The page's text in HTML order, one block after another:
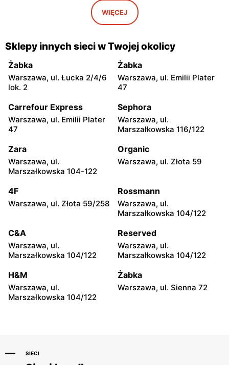
Warszawa, ul. Wałbrzyska
Warszawa, ul. Puławska
246
Triumph
Warszawa, ul.
Ostrobramska 75C
Triumph
Warszawa, ul. Grochowska
93
Triumph Triumph
Czerwca 1976 Roku 6
Triumph
AK Kampinos 15
Triumph
Triumph
Ciszewskiego 15
Triumph
17
Triumph
46
Triumph
Szpotańskiego 4
Triumph Triumph
579
Triumph Triumph
WIĘCEJ
Sklepy innych sieci w Twojej okolicy
Żabka
Warszawa, ul. Łucka 2/4/6
lok. 2
Żabka
Warszawa, ul. Emilii Plater
47
Carrefour Express
Warszawa, ul. Emilii Plater
47
Sephora
Warszawa, ul.
Marszałkowska 116/122
Zara
Warszawa, ul.
Marszałkowska 104-122
Organic
Warszawa, ul. Złota 59
4F
Warszawa, ul. Złota 59/258
Rossmann
Warszawa, ul.
Marszałkowska 104/122
C&A
Warszawa, ul.
Marszałkowska 104/122
Reserved
Warszawa, ul.
Marszałkowska 104/122
H&M
Warszawa, ul.
Marszałkowska 104/122
Żabka
Warszawa, ul. Sienna 72
SIECI